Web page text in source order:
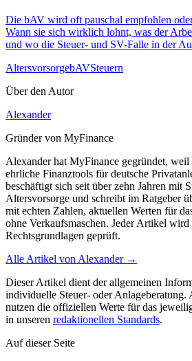
Die bAV wird oft pauschal empfohlen
Wann sie sich wirklich lohnt, was der
und wo die Steuer- und SV-Falle in der
AltersvorsorgebAVSteuern
Über den Autor
Alexander
Gründer von MyFinance
Alexander hat MyFinance gegründet, weil
ehrliche Finanztools für deutsche
beschäftigt sich seit über zehn Jahren mit
Altersvorsorge und schreibt im Ratgeber
mit echten Zahlen, aktuellen Werten für
ohne Verkaufsmaschen. Jeder Artikel
Rechtsgrundlagen geprüft.
Alle Artikel von Alexander→
Dieser Artikel dient der allgemeinen
individuelle Steuer- oder Anlageberatung.
nutzen die offiziellen Werte für das
in unseren redaktionellen Standards.
Auf dieser Seite